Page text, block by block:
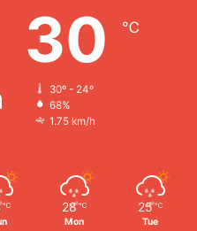
30 ℃
30º - 24º
68%
1.75 km/h
℃ 28 ℃
Mon
25 ℃
Tue